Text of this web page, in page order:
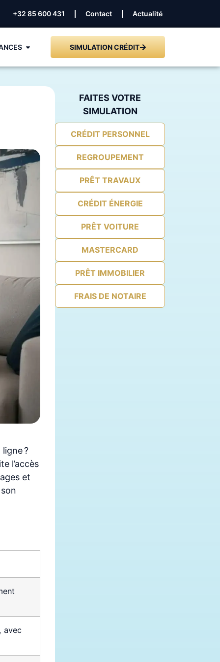
+32 85 600 431 Contact Actualité
SIMULATION CRÉDIT
?
l’accès
et
avec
FAITES VOTRE
SIMULATION
CRÉDIT PERSONNEL
REGROUPEMENT
PRÊT TRAVAUX
CRÉDIT ÉNERGIE
PRÊT VOITURE
MASTERCARD
PRÊT IMMOBILIER
FRAIS DE NOTAIRE